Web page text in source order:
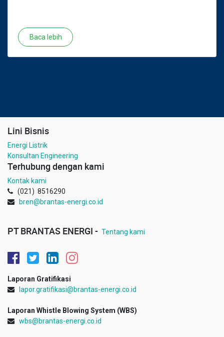
Baca lebih
Lini Bisnis
Energi Listrik
Konsultan Engineering
Terhubung dengan kami
Kontak kami
(021) 8516290
bren@brantas-energi.co.id
PT BRANTAS ENERGI - Tentang kami
Laporan Gratifikasi
lapor.gratifikasi@brantas-energi.co.id
Laporan Whistle Blowing System (WBS)
wbs@brantas-energi.co.id